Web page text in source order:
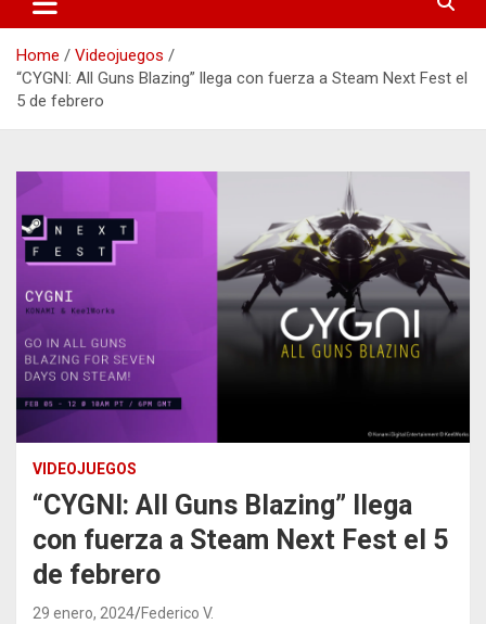
Home
Videojuegos
“CYGNI: All Guns Blazing” llega con fuerza a Steam Next Fest el
5 de febrero
VIDEOJUEGOS
“CYGNI: All Guns Blazing” llega
con fuerza a Steam Next Fest el 5
de febrero
29 enero, 2024 Federico V.